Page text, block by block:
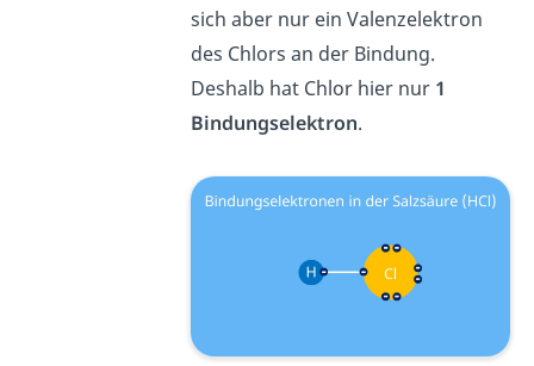
sich aber nur ein Valenzelektron
des Chlors an der Bindung.
Deshalb hat Chlor hier nur 1
Bindungselektron.